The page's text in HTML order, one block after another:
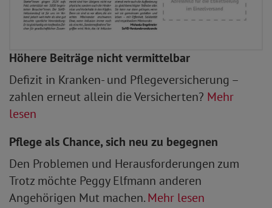
Höhere Beiträge nicht vermittelbar
Defizit in Kranken- und Pflegeversicherung –
zahlen erneut allein die Versicherten? Mehr
lesen
Pflege als Chance, sich neu zu begegnen
Den Problemen und Herausforderungen zum
Trotz möchte Peggy Elfmann anderen
Angehörigen Mut machen.Mehr lesen